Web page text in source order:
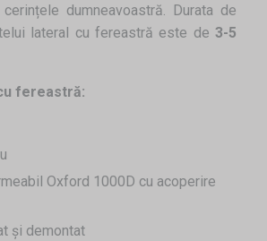
dumneavoastră. Durata de
lateral cu fereastră este de 3-5
fereastră:
Oxford 1000D cu acoperire
și demontat